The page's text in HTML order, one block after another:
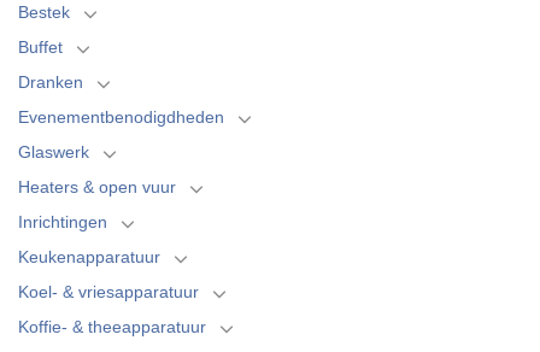
Bestek
Buffet
Dranken
Evenementbenodigdheden
Glaswerk
Heaters & open vuur
Inrichtingen
Keukenapparatuur
Koel- & vriesapparatuur
Koffie- & theeapparatuur